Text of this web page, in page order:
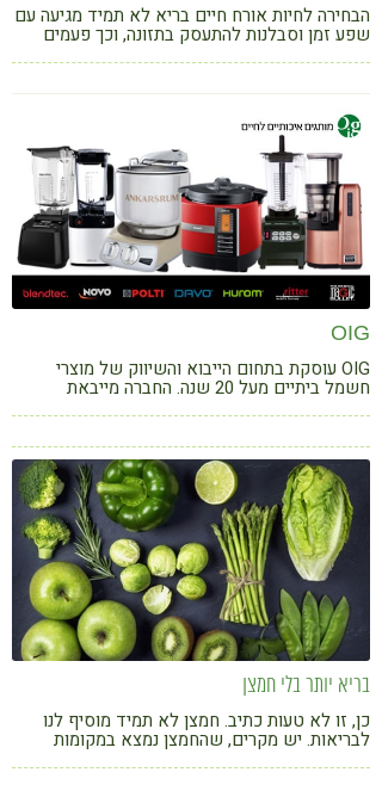
הבחירה לחיות אורח חיים בריא לא תמיד מגיעה עם
שפע זמן וסבלנות להתעסק בתזונה, וכך פעמים
בריא וטעים
OIG
OIG עוסקת בתחום הייבוא והשיווק של מוצרי
חשמל ביתיים מעל 20 שנה. החברה מייבאת
HUROM, BLENDTEC, NUTRIBULLET. בנוסף
מייבאת החברה מוצרי פרימיום במסגרת המותג
DAVO, ומוצרים נוספים תחת המותג הפרטי NOVO.
בריא יותר בלי חמצן
כן, זו לא טעות כתיב. חמצן לא תמיד מוסיף לנו
לבריאות. יש מקרים, שהחמצן נמצא במקומות